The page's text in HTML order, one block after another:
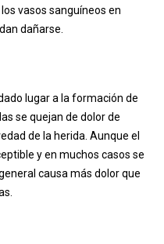
vasos sanguíneos en
dañarse.
lugar a la formación de
se quejan de dolor de
de la herida. Aunque el
y en muchos casos se
causa más dolor que